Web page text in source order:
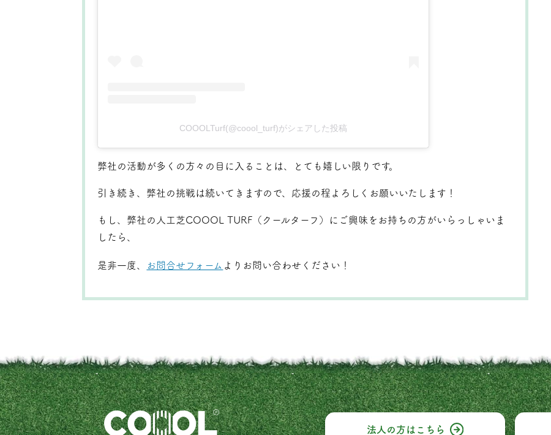
COOOLTurf(@coool_turf)がシェアした投稿
弊社の活動が多くの方々の目に入ることは、とても嬉しい限りです。
引き続き、弊社の挑戦は続いてきますので、応援の程よろしくお願いいたします！
もし、弊社の人工芝COOOL TURF（クールターフ）にご興味をお持ちの方がいらっしゃいま
したら、
是非一度、 お問合せフォーム よりお問い合わせください！
法人の方はこちら